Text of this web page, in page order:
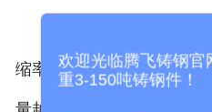
2.大型铸件的材料。不
缩率。例如，铸钢的收缩
欢迎光临腾飞铸钢官
重3-150吨铸钢件！